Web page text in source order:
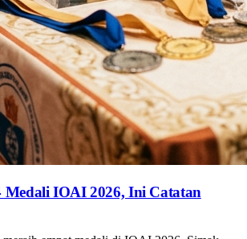
Medali IOAI 2026, Ini Catatan